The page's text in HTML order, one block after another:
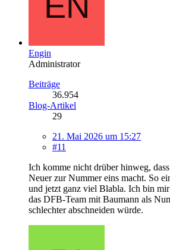
Engin
Administrator
Beiträge
36.954
Blog-Artikel
29
21. Mai 2026 um 15:27
#11
Ich komme nicht drüber hinweg,
Neuer zur Nummer eins macht. So
und jetzt ganz viel Blabla. Ich bin
das DFB-Team mit Baumann als
schlechter abschneiden würde.